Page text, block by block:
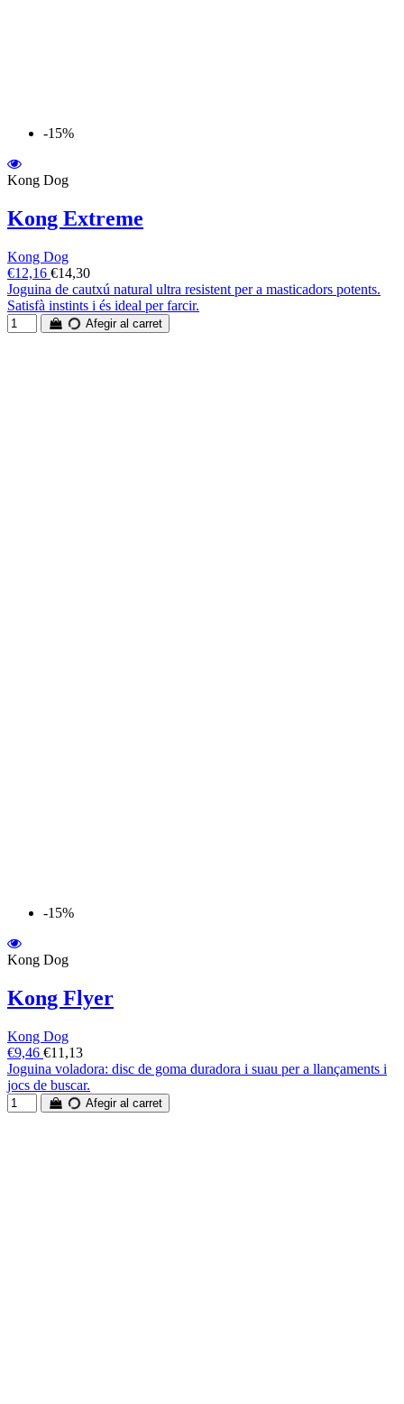
-15%
Kong Dog
Kong Extreme
Kong Dog
€12,16 €14,30
Joguina de cautxú natural ultra resistent per a masticadors potents.
Satisfà instints i és ideal per farcir.
Afegir al carret
-15%
Kong Dog
Kong Flyer
Kong Dog
€9,46 €11,13
Joguina voladora: disc de goma duradora i suau per a llançaments i
jocs de buscar.
Afegir al carret